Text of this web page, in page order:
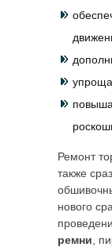
Ремонт
также
нового
ремни ,